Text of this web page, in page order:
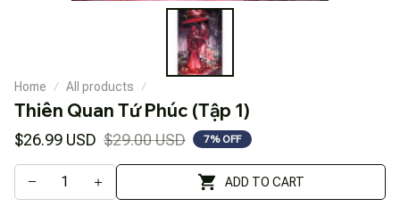
Home All products
Thiên Quan Tứ Phúc (Tập 1)
$26.99 USD $29.00 USD 7% OFF
ADD TO CART